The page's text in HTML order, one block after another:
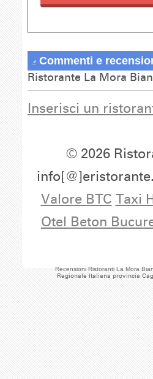
Recensioni Ristoranti La Mora
Regionale Italiana provincia
Commenti e
Ristorante La Mora
Inserisci un
© 2026
Valore BTC Taxi
Otel Beton